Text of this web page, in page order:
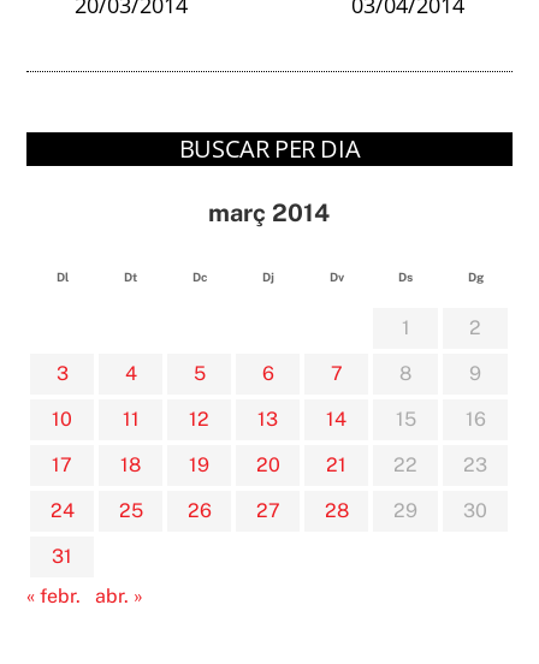
BUSCAR PER DIA
març 2014
Dl Dt Dc Dj Dv Ds Dg
1
2
3
4 5 6 7 8
9
10
11 12 13 14 15
16
17
18 19 20 21 22
23
24
25 26 27 28 29
30
31
« febr.
abr. »